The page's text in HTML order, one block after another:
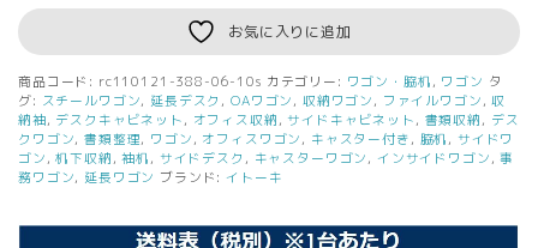
ー
キ
段
ワ
ゴ
ン
10
お気に入りに追加
商品コード: rc110121-388-06-10s カテゴリー: ワゴン・脇机 , ワゴン タ
グ: スチールワゴン, 延長デスク , OAワゴン , 収納ワゴン , ファイルワゴン ,収
納袖, デスクキャビネット , オフィス収納 ,サイドキャビネット , 書類収納 , デス
クワゴン,書類整理, ワゴン , オフィスワゴン , キャスター付き , 脇机 , サイドワ
ゴン ,机下収納 ,袖机 , サイドデスク , キャスターワゴン , インサイドワゴン ,事
務ワゴン, 延長ワゴン ブランド:イトーキ